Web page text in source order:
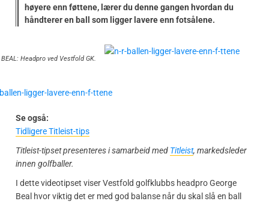
høyere enn føttene, lærer du denne gangen hvordan du
håndterer en ball som ligger lavere enn fotsålene.
BEAL: Headpro ved Vestfold GK.
Se også:
Tidligere Titleist-tips
Titleist-tipset presenteres i samarbeid med Titleist, markedsleder
innen golfballer.
I dette videotipset viser Vestfold golfklubbs headpro George
Beal hvor viktig det er med god balanse når du skal slå en ball